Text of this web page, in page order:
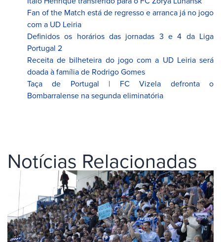
Fan of the Match está de regresso e arranca já no jogo
com a UD Leiria
Definidos os horários das jornadas 3 e 4 da Liga
Portugal 2
Receita de bilheteira do jogo com a UD Leiria será
doada à família de Rodrigo Gomes
Taça de Portugal | FC Vizela defronta o
Bombarralense na segunda eliminatória
Notícias Relacionadas